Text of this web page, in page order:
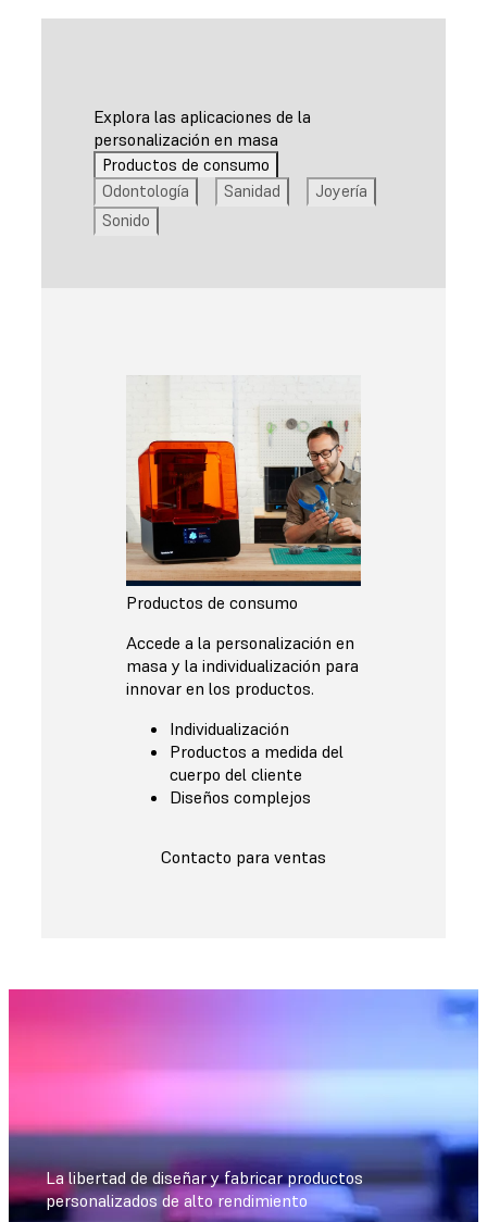
Explora las aplicaciones de la
personalización en masa
Productos de consumo
Odontología
Sanidad
Joyería
Sonido
Productos de consumo
Accede a la personalización en
masa y la individualización para
innovar en los productos.
Individualización
Productos a medida del
cuerpo del cliente
Diseños complejos
Contacto para ventas
La libertad de diseñar y fabricar productos
personalizados de alto rendimiento